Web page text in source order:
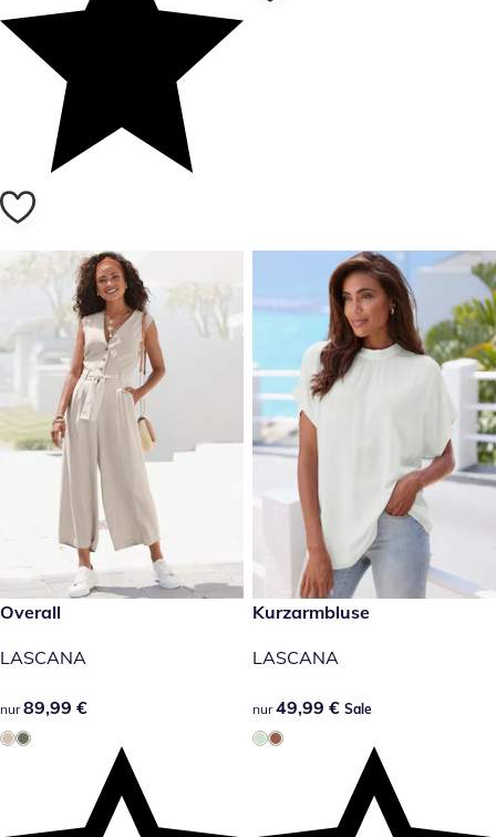
89,99 €
Overall
LASCANA
89,99 €
nur 89,99 €
49,99 €
Sale
Kurzarmbluse
LASCANA
49,99 €
nur 49,99 € Sale